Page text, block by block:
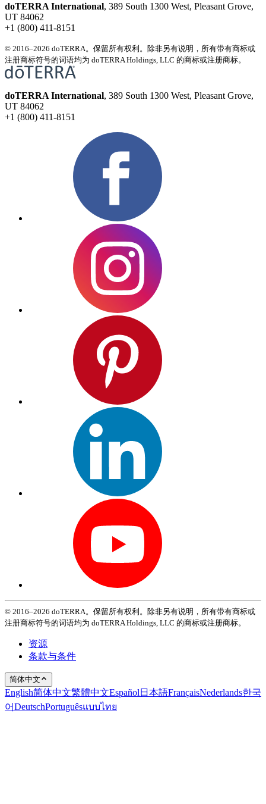
doTERRA International, 389 South 1300 West, Pleasant Grove,
UT 84062
+1 (800) 411-8151
© 2016–2026 doTERRA。保留所有权利。除非另有说明，所有带有商标或
注册商标符号的词语均为 doTERRA Holdings, LLC 的商标或注册商标。
doTERRA International, 389 South 1300 West, Pleasant Grove,
UT 84062
+1 (800) 411-8151
© 2016–2026 doTERRA。保留所有权利。除非另有说明，所有带有商标或
注册商标符号的词语均为 doTERRA Holdings, LLC 的商标或注册商标。
资源
条款与条件
简体中文
English简体中文繁體中文Español 日本語FrançaisNederlands한국
어DeutschPortuguêsแบบไทย